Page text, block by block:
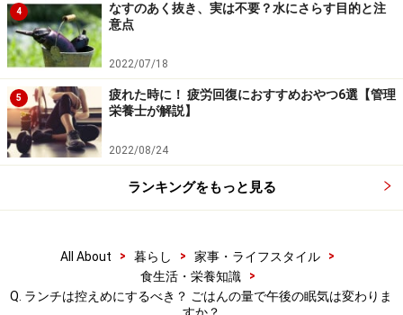
4
なすのあく抜き、実は不要？水にさらす目的と注
意点
2022/07/18
5
疲れた時に！ 疲労回復におすすめおやつ6選【管理
栄養士が解説】
2022/08/24
ランキングをもっと見る
All About > 暮らし > 家事・ライフスタイル
>
食生活・栄養知識
>
Q. ランチは控えめにするべき？ ごはんの量で午後の眠気は変わりま